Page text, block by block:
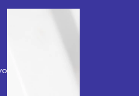
detalhes como
trabalho.